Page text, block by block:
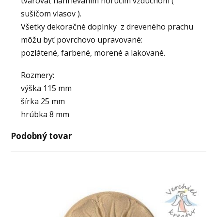
sušičom vlasov ).
Všetky dekoračné doplnky z dreveného prachu
môžu byť povrchovo upravované:
pozlátené, farbené, morené a lakované.
Rozmery:
výška 115 mm
šírka 25 mm
hrúbka 8 mm
Podobný tovar